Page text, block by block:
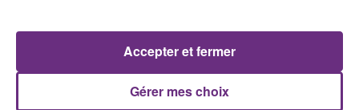
TOUJOURS À L'ARRÊT
Gérer mes choix
Accepter et fermer